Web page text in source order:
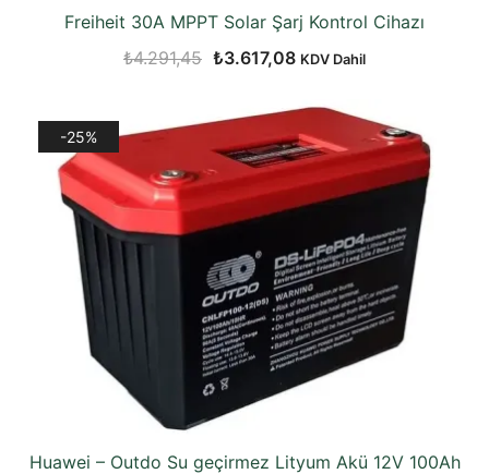
Freiheit 30A MPPT Solar Şarj Kontrol Cihazı
₺4.291,45 Orijinal
₺4.291,45.
₺3.617,08Şu
fiyat:
₺3.617,08.
KDV Dahil
-25%
Huawei – Outdo Su geçirmez Lityum Akü 12V 100Ah